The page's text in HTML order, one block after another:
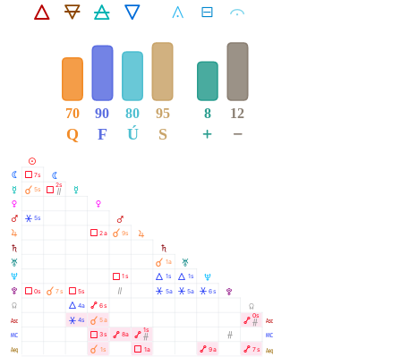
Á Ë Ô Ê Å É Ă
Q
70
F
90
Ú
80
S
95
+
8
−
12
M
N
N
O
O
P
P
Q
Q
R
R
S
S
T
T
U
U
V
V
Y
Y
W
W
X
X
l
l
Ã 7s
À 5s
Â 5s
Ã 0s
Ã Ò
2s
À 7s Ã 5s
Á 4a
Â 4s
Ã 2a
Ä 6s
À 1s
À 5a
Ã 3s
À 9s
Ã 1s
Ò
Ä 8a
1a
ÄÓ
1s
À 1a
Á 1s
Â 5a
Á 1s
Â 5a Â 6s
Ä 9a
Ó
Ä 7s
ÄÓ
0s